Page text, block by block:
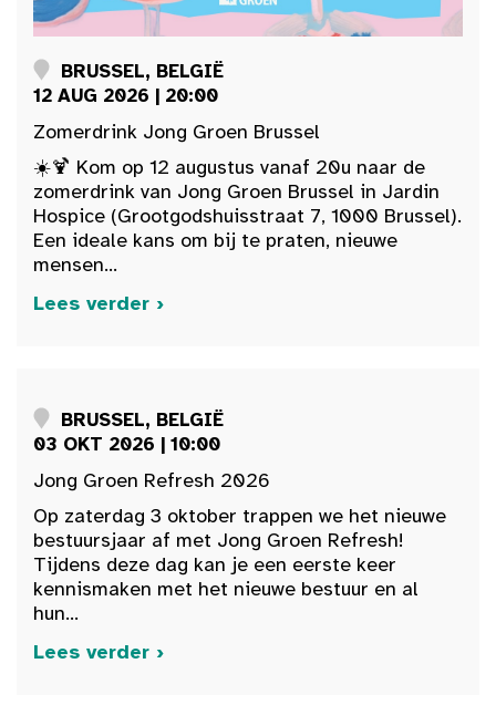
BRUSSEL, BELGIË
12 AUG 2026 | 20:00
Zomerdrink Jong Groen Brussel
☀️🍹 Kom op 12 augustus vanaf 20u naar de
zomerdrink van Jong Groen Brussel in Jardin
Hospice (Grootgodshuisstraat 7, 1000 Brussel).
Een ideale kans om bij te praten, nieuwe
mensen...
Lees verder ›
BRUSSEL, BELGIË
03 OKT 2026 | 10:00
Jong Groen Refresh 2026
Op zaterdag 3 oktober trappen we het nieuwe
bestuursjaar af met Jong Groen Refresh!
Tijdens deze dag kan je een eerste keer
kennismaken met het nieuwe bestuur en al
hun...
Lees verder ›